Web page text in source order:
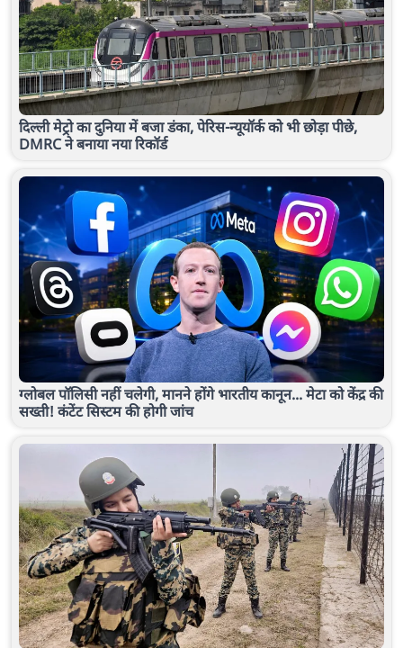
दिल्ली मेट्रो का दुनिया में बजा डंका, पेरिस-न्यूयॉर्क को भी छोड़ा पीछे,
DMRC ने बनाया नया रिकॉर्ड
ग्लोबल पॉलिसी नहीं चलेगी, मानने होंगे भारतीय कानून... मेटा को केंद्र की
सख्ती! कंटेंट सिस्टम की होगी जांच